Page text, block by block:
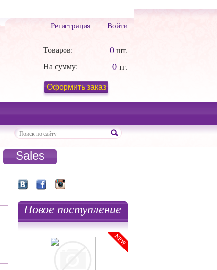
Регистрация | Войти
Товаров: 0шт.
На сумму:
0тг.
Оформить заказ
Sales
Новое поступление